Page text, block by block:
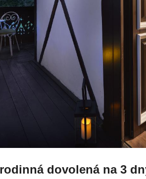
dovolená na 3